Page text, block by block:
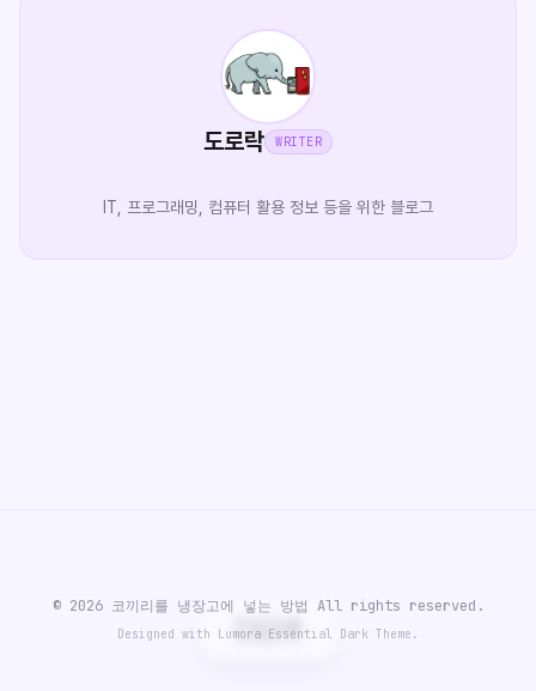
도로락 WRITER
IT, 프로그래밍, 컴퓨터 활용 정보 등을 위한 블로그
© 2026 코끼리를 냉장고에 넣는 방법 All rights reserved.
Designed with Lumora Essential Dark Theme.